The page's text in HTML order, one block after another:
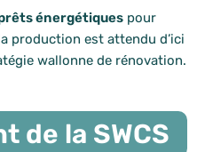
énergétiques pour
production est attendu d’ici
wallonne de rénovation.
de la SWCS